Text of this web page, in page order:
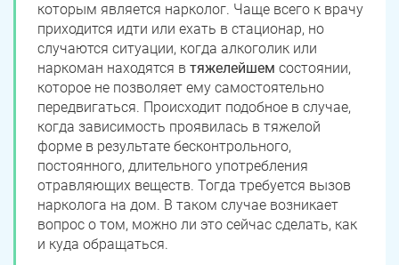
которым является нарколог. Чаще всего к врачу
приходится идти или ехать в стационар, но
случаются ситуации, когда алкоголик или
наркоман находятся в тяжелейшем состоянии,
которое не позволяет ему самостоятельно
передвигаться. Происходит подобное в случае,
когда зависимость проявилась в тяжелой
форме в результате бесконтрольного,
постоянного, длительного употребления
отравляющих веществ. Тогда требуется вызов
нарколога на дом. В таком случае возникает
вопрос о том, можно ли это сейчас сделать, как
и куда обращаться.